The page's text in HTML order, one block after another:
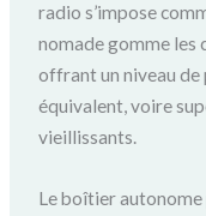
radio s’impose
nomade gomme les
offrant un niveau
équivalent, voire
vieillissants.
Le boîtier autonome